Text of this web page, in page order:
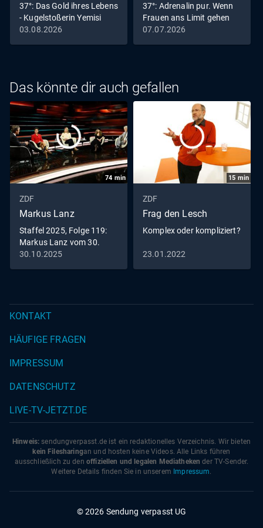
37°: Das Gold ihres Lebens
- Kugelstoßerin Yemisi
03.08.2026
37°: Adrenalin pur. Wenn
Frauen ans Limit gehen
07.07.2026
Das könnte dir auch gefallen
74 min
ZDF
Markus Lanz
Staffel 2025, Folge 119:
Markus Lanz vom 30.
Oktober 2025
30.10.2025
15 min
ZDF
Frag den Lesch
Komplex oder kompliziert?
23.01.2022
KONTAKT
HÄUFIGE FRAGEN
IMPRESSUM
DATENSCHUTZ
LIVE-TV-JETZT.DE
Hinweis: sendungverpasst.de ist ein redaktionelles Verzeichnis. Wir bieten
kein Filesharingan und hosten keine Videos. Alle Links führen
ausschließlich zu den offiziellen und legalen Mediatheken der TV-Sender.
Weitere Details finden Sie in unserem Impressum.
© 2026 Sendung verpasst UG